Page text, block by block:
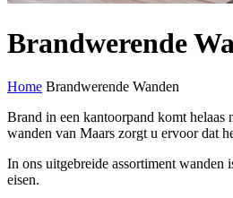
Brandwerende
Home Brandwerende Wanden
Brand in een kantoorpand komt helaas
wanden van Maars zorgt u ervoor dat
In ons uitgebreide assortiment wanden
eisen.